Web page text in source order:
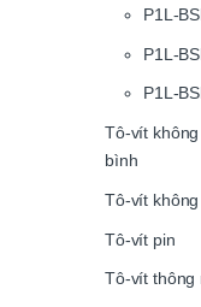
P1L-
P1L-
P1L-
Tô-vít
bình
Tô-vít
Tô-vít pin
Tô-vít thông